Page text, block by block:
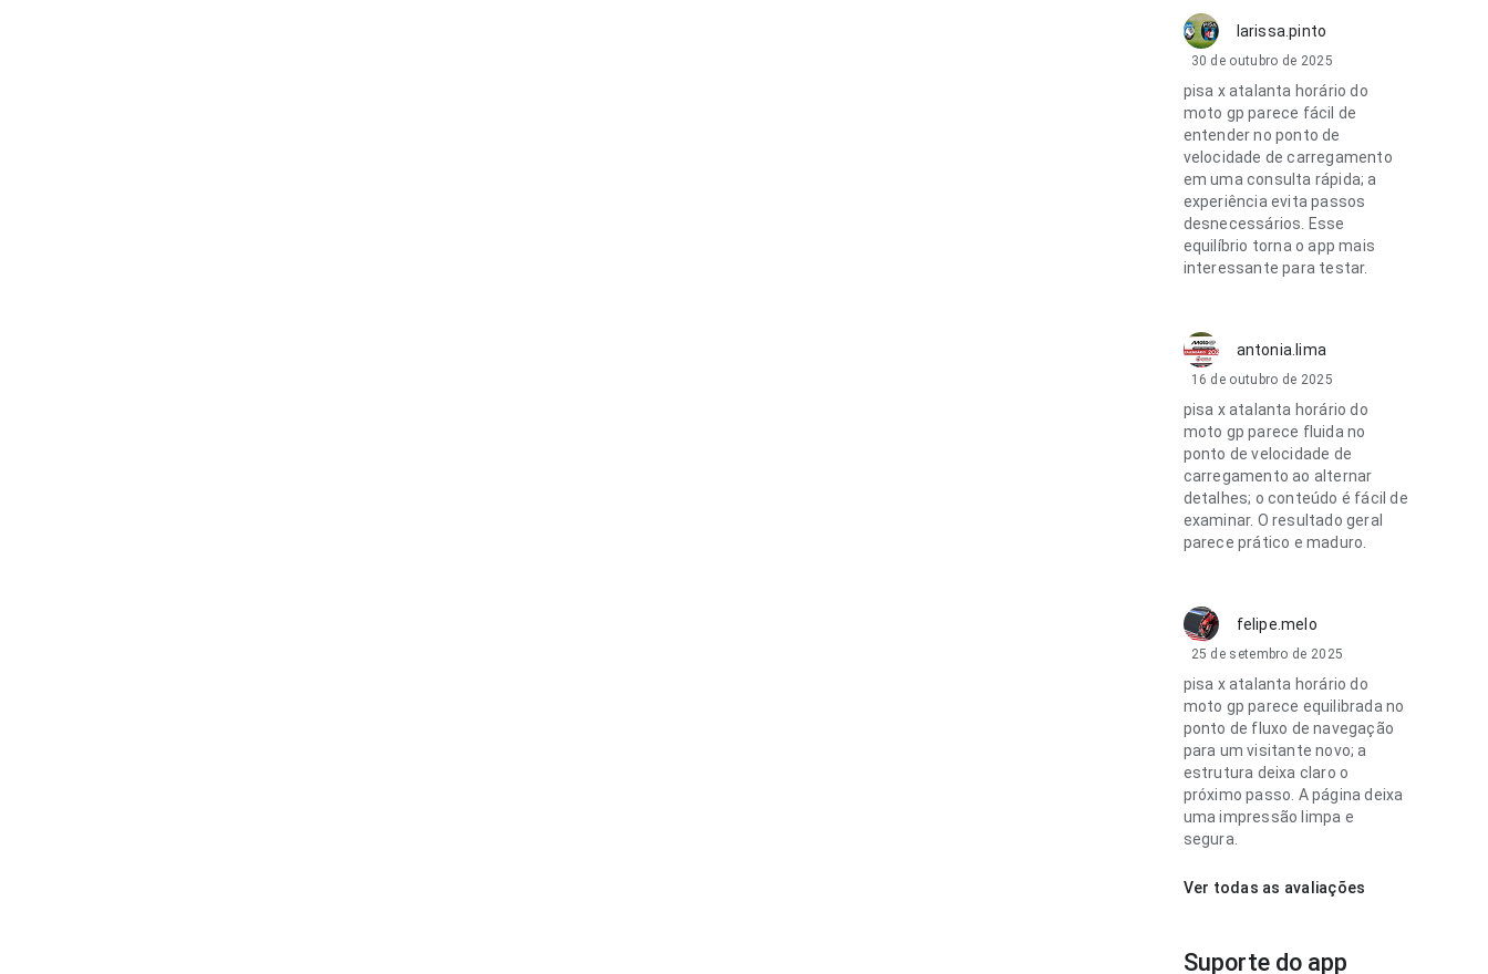
larissa.pinto
30 de outubro de 2025
pisa x atalanta horário do
moto gp parece fácil de
entender no ponto de
velocidade de carregamento
em uma consulta rápida; a
experiência evita passos
desnecessários. Esse
equilíbrio torna o app mais
interessante para testar.
antonia.lima
16 de outubro de 2025
pisa x atalanta horário do
moto gp parece fluida no
ponto de velocidade de
carregamento ao alternar
detalhes; o conteúdo é fácil de
examinar. O resultado geral
parece prático e maduro.
felipe.melo
25 de setembro de 2025
pisa x atalanta horário do
moto gp parece equilibrada no
ponto de fluxo de navegação
para um visitante novo; a
estrutura deixa claro o
próximo passo. A página deixa
uma impressão limpa e
segura.
Ver todas as avaliações
Suporte do app